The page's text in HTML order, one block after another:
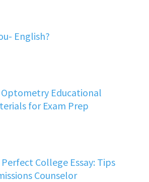
English?
Educational
for Exam Prep
College Essay: Tips
Counselor